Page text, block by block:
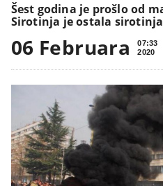
Šest godina je prošlo od
Sirotinja je ostala sirotinja
06 Februara
07:33
2020